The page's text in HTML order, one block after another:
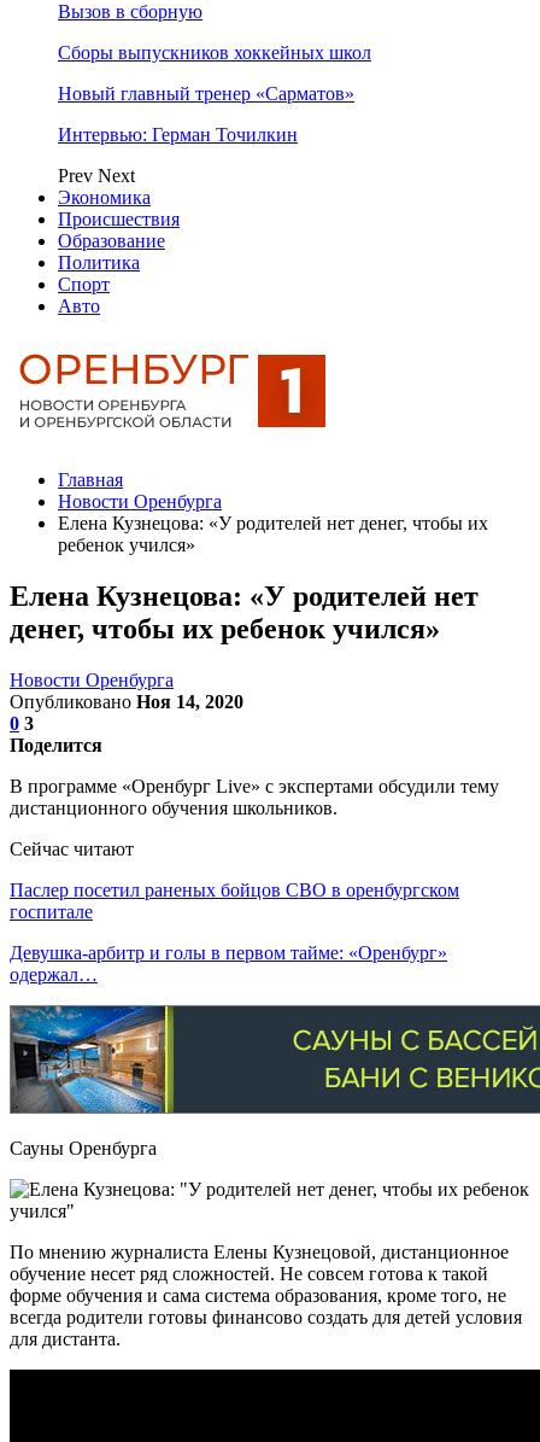
Вызов в сборную
Сборы выпускников хоккейных школ
Новый главный тренер «Сарматов»
Интервью: Герман Точилкин
Prev Next
Экономика
Происшествия
Образование
Политика
Спорт
Авто
Главная
Новости Оренбурга
Елена Кузнецова: «У родителей нет денег, чтобы их
ребенок учился»
Елена Кузнецова: «У родителей нет
денег, чтобы их ребенок учился»
Новости Оренбурга
Опубликовано Ноя 14, 2020
0 3
Поделится
В программе «Оренбург Live» с экспертами обсудили тему
дистанционного обучения школьников.
Сейчас читают
Паслер посетил раненых бойцов СВО в оренбургском
госпитале
Девушка-арбитр и голы в первом тайме: «Оренбург»
одержал…
Сауны Оренбурга
По мнению журналиста Елены Кузнецовой, дистанционное
обучение несет ряд сложностей. Не совсем готова к такой
форме обучения и сама система образования, кроме того, не
всегда родители готовы финансово создать для детей условия
для дистанта.